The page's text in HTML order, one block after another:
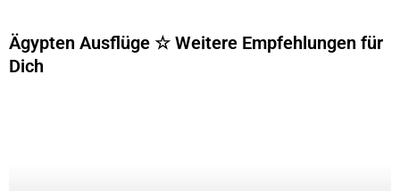
Ägypten Ausflüge ☆ Weitere Empfehlungen für
Dich